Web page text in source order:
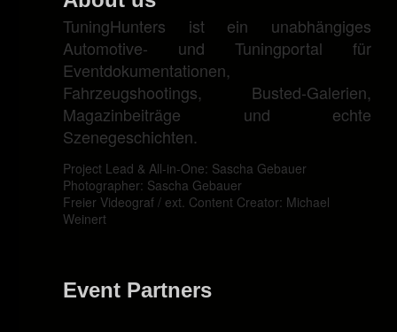
TuningHunters ist ein unabhängiges
Automotive- und Tuningportal für
Eventdokumentationen,
Fahrzeugshootings, Busted-Galerien,
Magazinbeiträge und echte
Szenegeschichten.
Project Lead & All-in-One: Sascha Gebauer
Photographer: Sascha Gebauer
Freier Videograf / ext. Content Creator: Michael
Weinert
Event Partners